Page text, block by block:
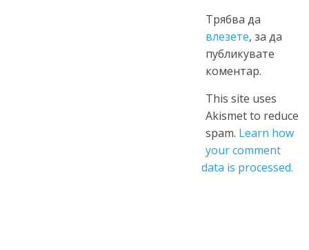
Трябва да
влезете, за да
публикувате
коментар.
This site uses
Akismet to reduce
spam. Learn how
your comment
data is processed.